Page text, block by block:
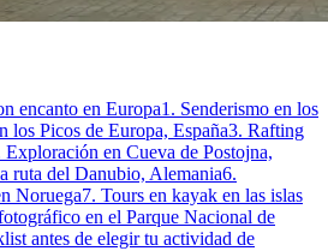
encanto en Europa1. Senderismo en los
los Picos de Europa, España3. Rafting
Exploración en Cueva de Postojna,
ruta del Danubio, Alemania6.
Noruega7. Tours en kayak en las islas
en el Parque Nacional de
antes de elegir tu actividad de